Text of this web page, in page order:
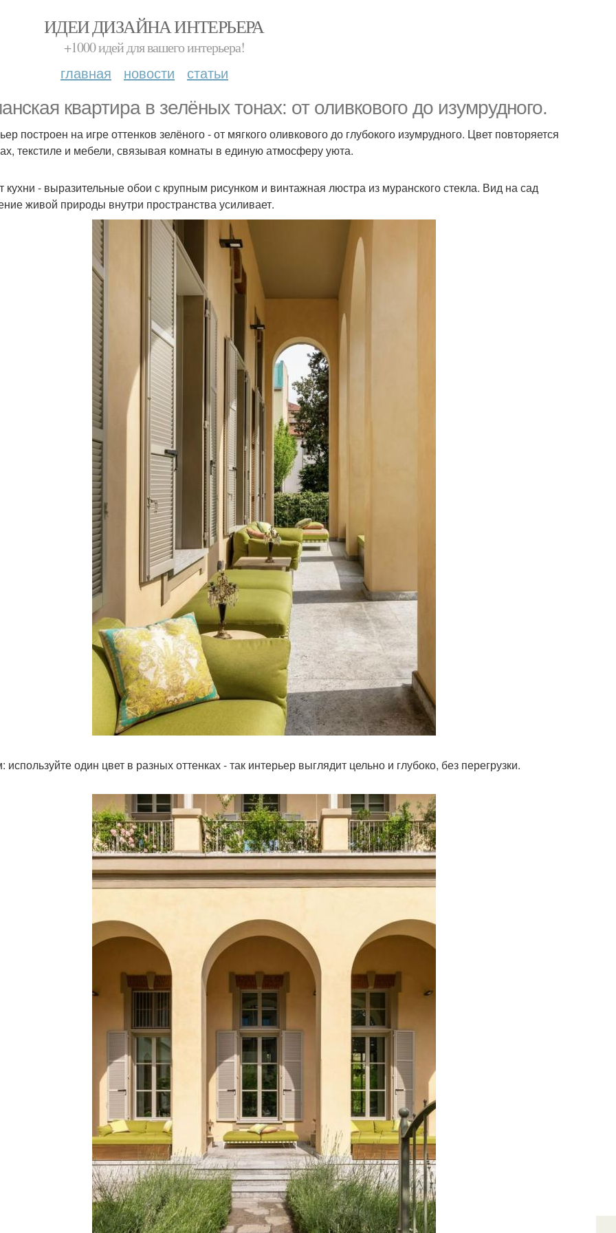
ИДЕИ ДИЗАЙНА ИНТЕРЬЕРА
+1000 идей для вашего интерьера!
главная новости статьи
квартира в зелёных тонах: от оливкового до изумрудного.
построен на игре оттенков зелёного - от мягкого оливкового до глубокого изумрудного. Цвет повторяется
текстиле и мебели, связывая комнаты в единую атмосферу уюта.
кухни - выразительные обои с крупным рисунком и винтажная люстра из муранского стекла. Вид на сад
живой природы внутри пространства усиливает.
используйте один цвет в разных оттенках - так интерьер выглядит цельно и глубоко, без перегрузки.